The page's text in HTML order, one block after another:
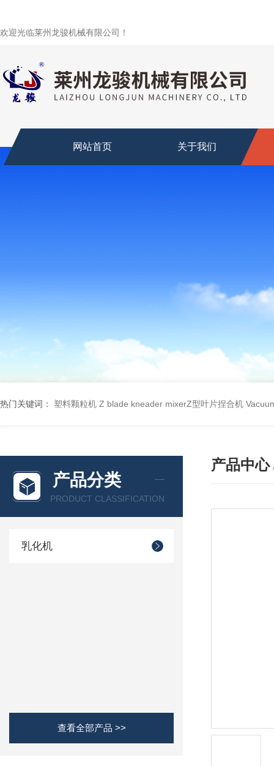
欢迎光临莱州龙骏机械有限公司！
网站首页 关于我们
热门关键词： 塑料颗粒机 Z blade kneader mixerZ型叶片捏合机
产品分类
PRODUCT CLASSIFICATION
乳化机
查看全部产品 >>
产品中心